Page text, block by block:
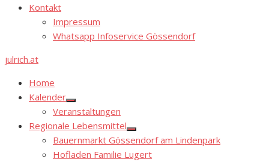
Kontakt
Impressum
Whatsapp Infoservice Gössendorf
julrich.at
Home
Kalender
Show
sub
menu
Veranstaltungen
Regionale Lebensmittel
Show
sub
menu
Bauernmarkt Gössendorf am Lindenpark
Hofladen Familie Lugert